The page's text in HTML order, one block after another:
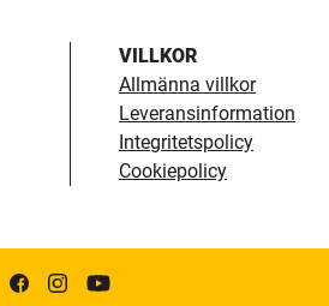
VILLKOR
Allmänna villkor
Leveransinformation
Integritetspolicy
Cookiepolicy